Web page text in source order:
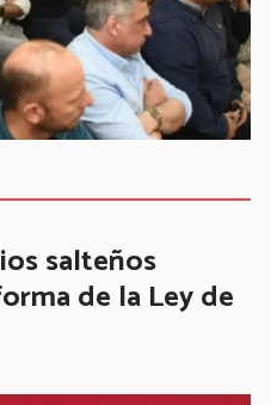
salteños
de la Ley de